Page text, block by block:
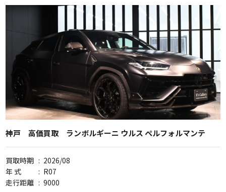
神戸 高価買取 ランボルギーニ ウルス ペルフォルマンテ
買取時期 : 2026/08
年 式
: R07
走行距離 : 9000